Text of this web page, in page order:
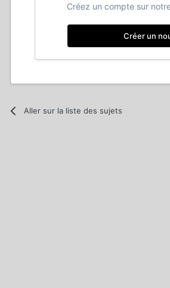
Créez un compte sur
Créer un
Aller sur la liste des sujets